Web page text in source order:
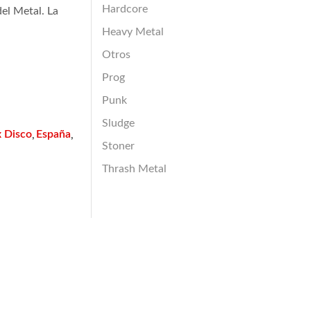
Metal. La
Disco, España,
Hardcore
Heavy Metal
Otros
Prog
Punk
Sludge
Stoner
Thrash Metal